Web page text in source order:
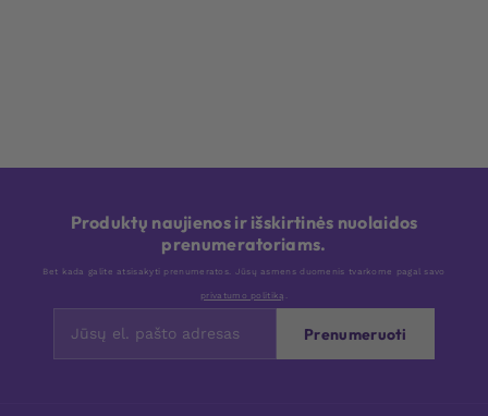
Produktų naujienos ir išskirtinės nuolaidos
prenumeratoriams.
Bet kada galite atsisakyti prenumeratos. Jūsų asmens duomenis tvarkome pagal savo
privatumo politiką .
Prenumeruoti